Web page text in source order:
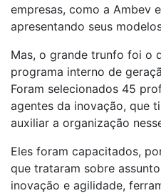
empresas, como a Ambev
apresentando seus
Mas, o grande trunfo foi o
programa interno de
Foram selecionados 45
agentes da inovação, que
auxiliar a organização
Eles foram capacitados,
que trataram sobre
inovação e agilidade,